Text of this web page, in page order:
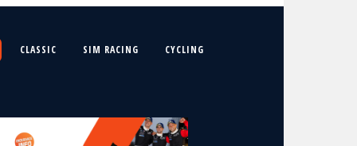
CLASSIC SIM RACING CYCLING